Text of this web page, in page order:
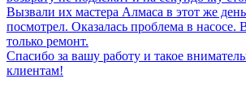
Вызвали их мастера Алмаса в этот же
посмотрел. Оказалась проблема в насосе.
только ремонт.
Спасибо за вашу работу и такое
клиентам!